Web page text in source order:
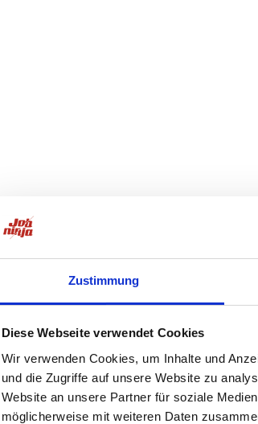
Zustimmung
Diese Webseite verwendet Cookies
Wir verwenden Cookies, um Inhalte und
und die Zugriffe auf unsere Website zu
Website an unsere Partner für soziale
möglicherweise mit weiteren Daten
Application error: aclient-side exception has